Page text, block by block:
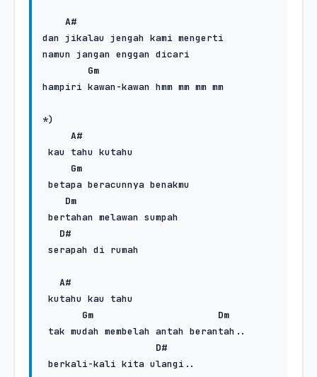
A#
dan jikalau jengah kami mengerti
namun jangan enggan dicari
Gm
hampiri kawan-kawan hmm mm mm mm
*)
A#
Gm
Dm
D#
A#
Gm
Dm
D#